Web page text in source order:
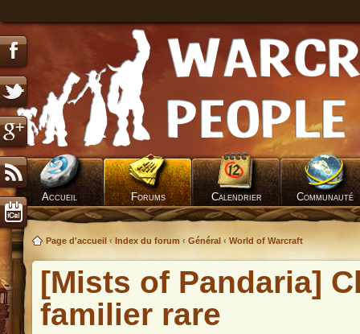
Accueil Forums Calendrier Communauté
Page d'accueil ‹ Index du forum ‹ Général ‹ World of Warcraft
[Mists of Pandaria]
familier rare